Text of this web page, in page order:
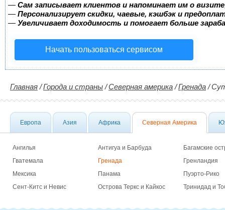
— Сам записывает клиентов и напоминает им о
— Персонализирует скидки, чаевые, кэшбэк и
— Увеличивает доходимость и помогает больше
Начать пользоваться сервисом
Главная /Города и страны /Северная америка /Гренада /
Европа Азия Африка Северная Америка
Ангилья Антигуа и Барбуда
Багамские
Гватемала
Гренада
Гренландия
Мексика
Панама
Пуэрто-Рико
Сент-Китс и Невис
Острова Теркс и Кайкос Тринидад и